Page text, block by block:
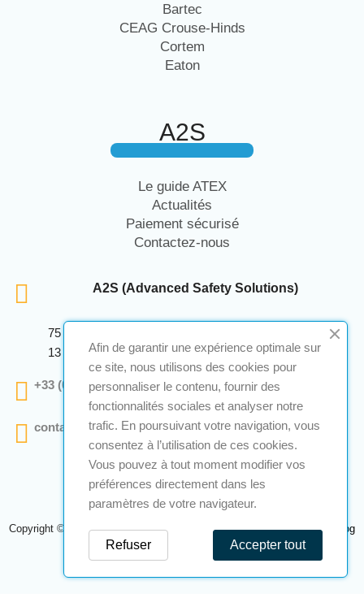
Bartec
CEAG Crouse-Hinds
Cortem
Eaton
A2S
Le guide ATEX
Actualités
Paiement sécurisé
Contactez-nous
A2S (Advanced Safety Solutions)
75 Avenue Marcellin Berthelot Anthelios Bâtiment E
13 290 Aix En Provence
+33 (0)4 12 28 00 69
contact@a2s-atex.com
Copyright © 2026 A2S Atex. Tous droits réservés. Une réalisationNavilog
Afin de garantir une expérience optimale sur
ce site, nous utilisons des cookies pour
personnaliser le contenu, fournir des
fonctionnalités sociales et analyser notre
trafic. En poursuivant votre navigation, vous
consentez à l’utilisation de ces cookies.
Vous pouvez à tout moment modifier vos
préférences directement dans les
paramètres de votre navigateur.
Accepter tout
Refuser